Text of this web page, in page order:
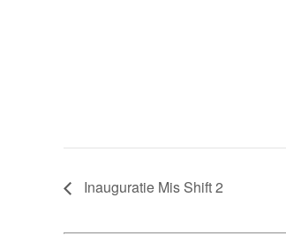
Inauguratie Mis Shift 2